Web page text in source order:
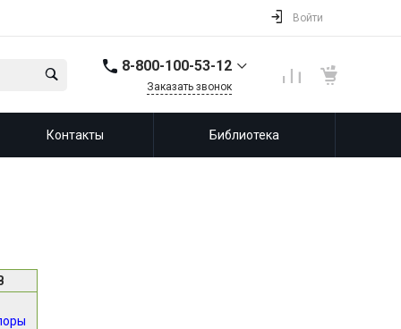
Войти
8-800-100-53-12
Заказать звонок
Контакты Библиотека